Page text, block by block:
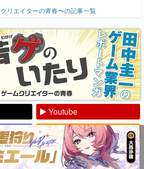
開く。業界の快男児・松山 洋に流れる血は
『少年ジャンプ』色だった【若ゲのいた
り】
リエイターの青春〜の記事一覧
Youtube
RSS